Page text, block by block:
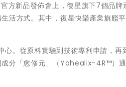
方新品發佈會上，復星旗下7個品牌
活方式。其中，復星快樂產業旗艦
。從原料實驗到技術專利申請，
分「愈修元」（Yohealix-4R™）